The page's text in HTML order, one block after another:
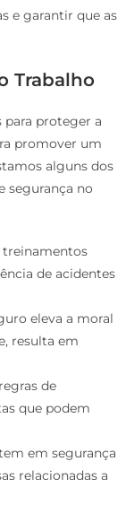
e garantir que as
Trabalho
para proteger a
promover um
alguns dos
segurança no
treinamentos
de acidentes
eleva a moral
resulta em
de
que podem
em segurança
relacionadas a